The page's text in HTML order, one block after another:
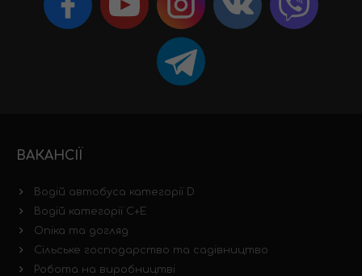
ВАКАНСІЇ
Водій автобуса категорії D
Водій категорії C+E
Опіка та догляд
Сільське господарство та садівництво
Робота на виробництві